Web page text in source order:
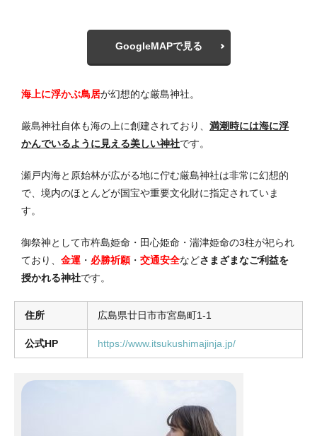
GoogleMAPで見る
海上に浮かぶ鳥居が幻想的な厳島神社。
厳島神社自体も海の上に創建されており、 満潮時には海に浮
かんでいるように見える美しい神社です。
瀬戸内海と原始林が広がる地に佇む厳島神社は非常に幻想的
で、境内のほとんどが国宝や重要文化財に指定されていま
す。
御祭神として市杵島姫命・田心姫命・湍津姫命の3柱が祀られ
ており、 金運 ・ 必勝祈願・ 交通安全などさまざまなご利益を
授かれる神社です。
住所 広島県廿日市市宮島町1-1
公式HP https://www.itsukushimajinja.jp/